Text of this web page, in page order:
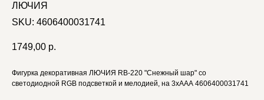
ЛЮЧИЯ
SKU: 4606400031741
1749,00 р.
Фигурка декоративная ЛЮЧИЯ RB-220 "Снежный шар" со
светодиодной RGB подсветкой и мелодией, на 3xAAA 4606400031741